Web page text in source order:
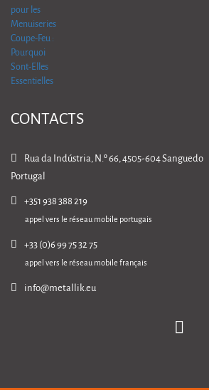
CONTACTS
Rua da Indústria, N.º 66, 4505-604 Sanguedo
Portugal
+351 938 388 219
appel vers le réseau mobile portugais
+33 (0)6 99 75 32 75
appel vers le réseau mobile français
info@metallik.eu